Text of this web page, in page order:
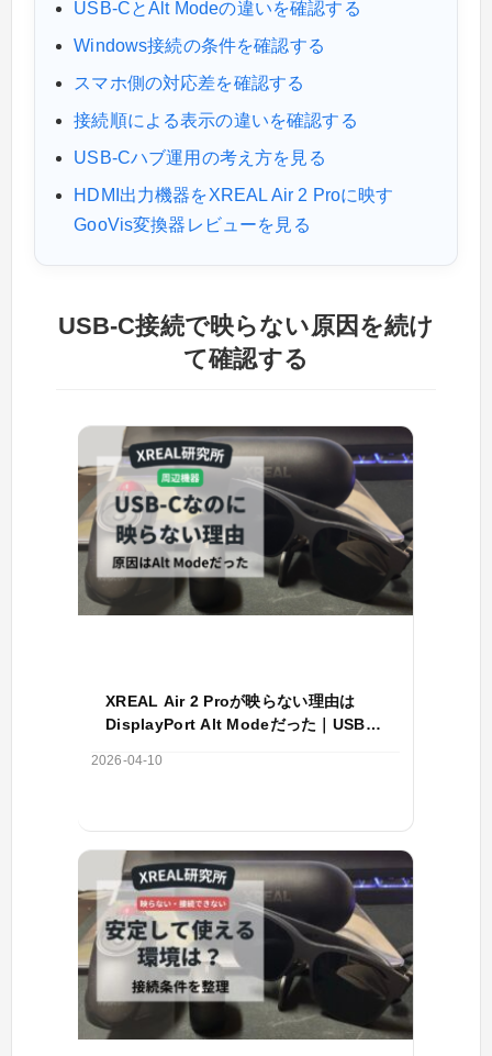
USB-CとAlt Modeの違いを確認する
Windows接続の条件を確認する
スマホ側の対応差を確認する
接続順による表示の違いを確認する
USB-Cハブ運用の考え方を見る
HDMI出力機器をXREAL Air 2 Proに映す
GooVis変換器レビューを見る
USB-C接続で映らない原因を続け
て確認する
XREAL Air 2 Proが映らない理由は
DisplayPort Alt Modeだった｜USB-C
2026-04-10